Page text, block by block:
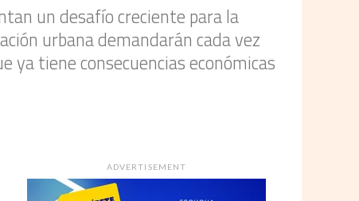
un desafío creciente para la
urbana demandarán cada vez
ya tiene consecuencias económicas
ADVERTISEMENT